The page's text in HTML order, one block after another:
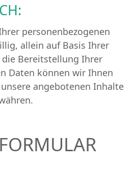
personenbezogenen
allein auf Basis Ihrer
Bereitstellung Ihrer
Daten können wir Ihnen
angebotenen Inhalte